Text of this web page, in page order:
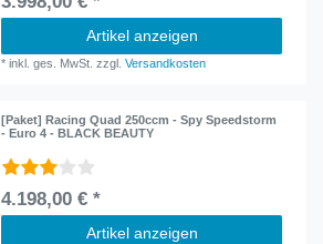
Artikel anzeigen
*inkl. ges. MwSt. zzgl.Versandkosten
[Paket] Racing Quad 250ccm - Spy Speedstorm
- Euro 4 - BLACK BEAUTY
4.198,00 € *
Artikel anzeigen